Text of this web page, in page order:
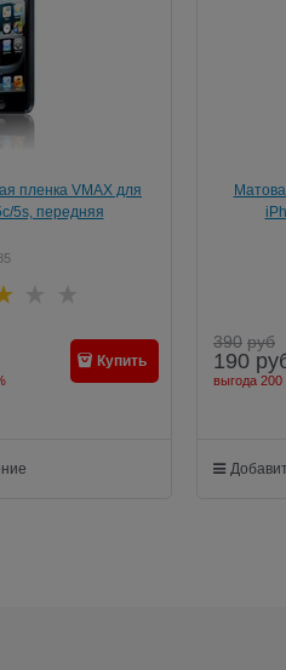
пленка VMAX для
5s, передняя
Купить
390 руб
190
выгода 200